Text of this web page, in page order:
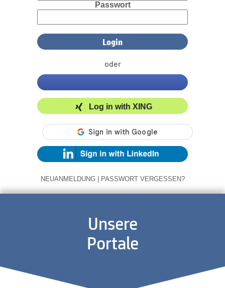
Passwort
oder
Log in with XING
NEUANMELDUNG | PASSWORT VERGESSEN?
Unsere
Portale